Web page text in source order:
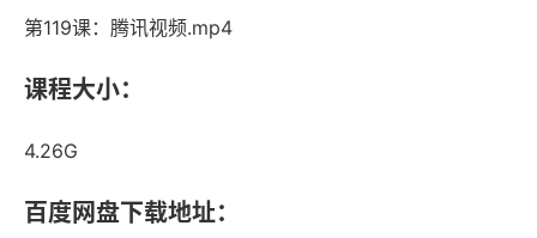
第119课：腾讯视频.mp4
课程大小：
4.26G
百度网盘下载地址：